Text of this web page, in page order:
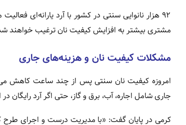
۹۲ هزار نانوایی سنتی در کشور با آرد یارانه‌ای
مشتری بیشتر به افزایش کیفیت نان ترغیب خواهند
مشکلات کیفیت نان و هزینه‌های جاری
امروزه کیفیت نان سنتی پس از چند ساعت کاهش
جاری شامل اجاره، آب، برق و گاز، حتی اگر آرد رایگان در اختیار نانوایان قرار گیرد،
کرمی در پایان گفت: «با مدیریت درست و اجرای طرح